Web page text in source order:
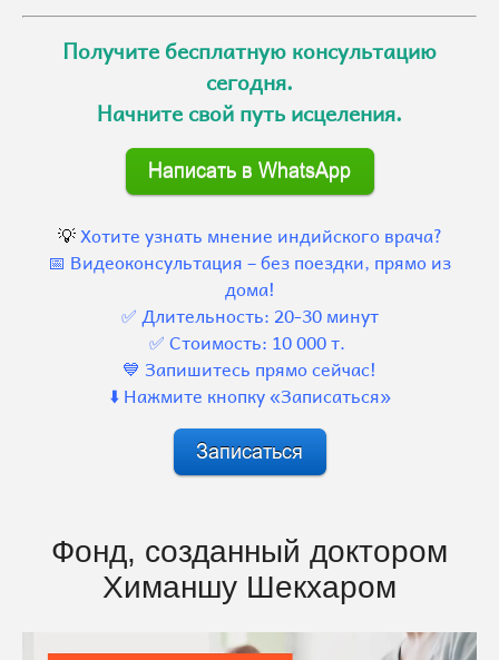
Получите бесплатную консультацию
сегодня.
Начните свой путь исцеления.
💡Хотите узнать мнение индийского врача?
📅 Видеоконсультация – без поездки, прямо из
дома!
✅ Длительность: 20-30 минут
✅ Стоимость: 10 000 т.
💙 Запишитесь прямо сейчас!
⬇️ Нажмите кнопку «Записаться»
Фонд, созданный доктором
Химаншу Шекхаром